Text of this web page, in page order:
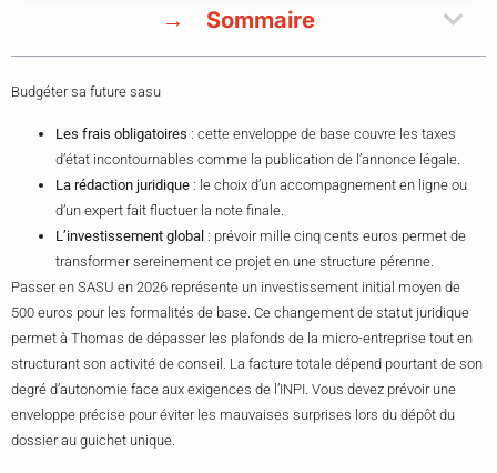
Sommaire
Budgéter sa future sasu
Les frais obligatoires : cette enveloppe de base couvre les taxes
d’état incontournables comme la publication de l’annonce légale.
La rédaction juridique : le choix d’un accompagnement en ligne ou
d’un expert fait fluctuer la note finale.
L’investissement global : prévoir mille cinq cents euros permet de
transformer sereinement ce projet en une structure pérenne.
Passer en SASU en 2026 représente un investissement initial moyen de
500 euros pour les formalités de base. Ce changement de statut juridique
permet à Thomas de dépasser les plafonds de la micro-entreprise tout en
structurant son activité de conseil. La facture totale dépend pourtant de son
degré d’autonomie face aux exigences de l’INPI. Vous devez prévoir une
enveloppe précise pour éviter les mauvaises surprises lors du dépôt du
dossier au guichet unique.